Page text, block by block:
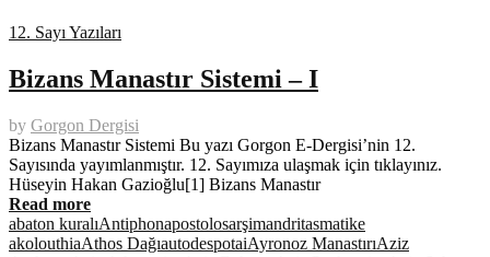
12. Sayı Yazıları
Bizans Manastır Sistemi – I
by Gorgon Dergisi
Bizans Manastır Sistemi Bu yazı Gorgon E-Dergisi’nin 12.
Sayısında yayımlanmıştır. 12. Sayımıza ulaşmak için tıklayınız.
Hüseyin Hakan Gazioğlu[1] Bizans Manastır
Read more
abaton kuralıAntiphonapostolosarşimandritasmatike
akolouthiaAthos DağıautodespotaiAyronoz ManastırıAziz